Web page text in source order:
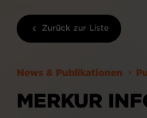
Zurück zur Liste
News & Publikationen
MERKUR